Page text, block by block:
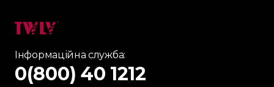
Інформаційна служба:
0(800) 40 1212